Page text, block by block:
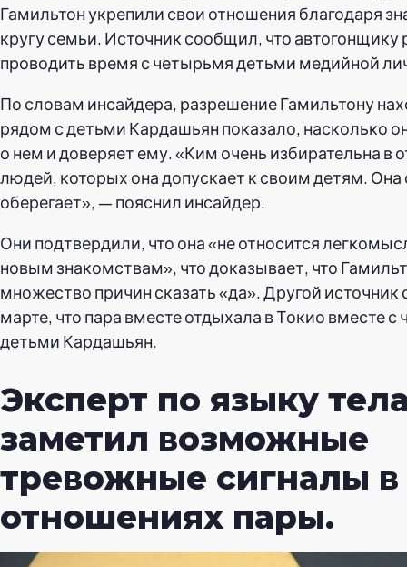
Гамильтон укрепили свои отношения благодаря
кругу семьи. Источник сообщил, что
проводить время с четырьмя детьми медийной
По словам инсайдера, разрешение Гамильтону
рядом с детьми Кардашьян показало, насколько
о нем и доверяет ему. «Ким очень избирательна в
людей, которых она допускает к своим детям. Она
оберегает», — пояснил инсайдер.
Они подтвердили, что она «не относится
новым знакомствам», что доказывает, что
множество причин сказать «да». Другой
марте, что пара вместе отдыхала в Токио вместе
детьми Кардашьян.
Эксперт по языку
заметил возможные
тревожные сигналы в
отношениях пары.